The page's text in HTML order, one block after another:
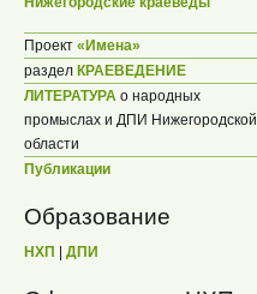
Проект «Имена»
раздел КРАЕВЕДЕНИЕ
ЛИТЕРАТУРА о народных
промыслах и ДПИ Нижегородской
области
Публикации
Образование
НХП ДПИ